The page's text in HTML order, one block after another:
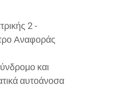
2 -
Αναφοράς
και
αυτοάνοσα